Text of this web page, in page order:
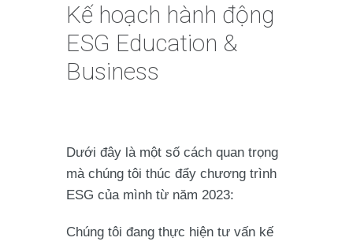
Kế hoạch hành động
ESG Education &
Business
Dưới đây là một số cách quan trọng
mà chúng tôi thúc đẩy chương trình
ESG của mình từ năm 2023:
Chúng tôi đang thực hiện tư vấn kế